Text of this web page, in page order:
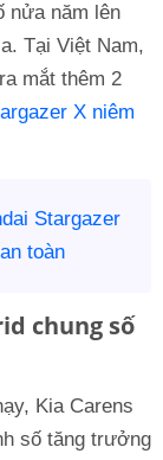
nửa năm lên
Tại Việt Nam,
mắt thêm 2
X niêm
Stargazer
toàn
chung số
Kia Carens
số tăng trưởng